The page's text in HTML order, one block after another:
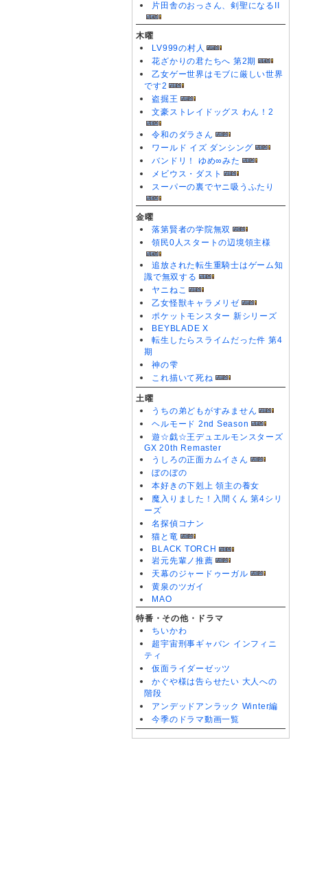
片田舎のおっさん、剣聖になるII
木曜
LV999の村人
花ざかりの君たちへ 第2期
乙女ゲー世界はモブに厳しい世界
です2
盗掘王
文豪ストレイドッグス わん！2
令和のダラさん
ワールド イズ ダンシング
バンドリ！ ゆめ∞みた
メビウス・ダスト
スーパーの裏でヤニ吸うふたり
金曜
落第賢者の学院無双
領民0人スタートの辺境領主様
追放された転生重騎士はゲーム知
識で無双する
ヤニねこ
乙女怪獣キャラメリゼ
ポケットモンスター 新シリーズ
BEYBLADE X
転生したらスライムだった件 第4
期
神の雫
これ描いて死ね
土曜
うちの弟どもがすみません
ヘルモード 2nd Season
遊☆戯☆王デュエルモンスターズ
GX 20th Remaster
うしろの正面カムイさん
ぼのぼの
本好きの下剋上 領主の養女
魔入りました！入間くん 第4シリ
ーズ
名探偵コナン
猫と竜
BLACK TORCH
岩元先輩ノ推薦
天幕のジャードゥーガル
黄泉のツガイ
MAO
特番・その他・ドラマ
ちいかわ
超宇宙刑事ギャバン インフィニ
ティ
仮面ライダーゼッツ
かぐや様は告らせたい 大人への
階段
アンデッドアンラック Winter編
今季のドラマ動画一覧